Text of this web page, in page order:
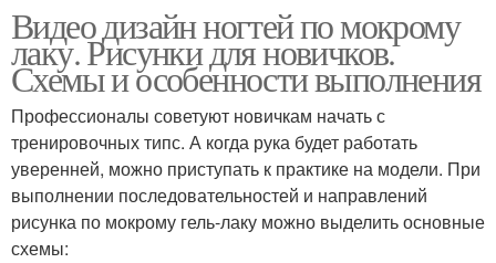
Видео дизайн ногтей по мокрому
лаку. Рисунки для новичков.
Схемы и особенности выполнения
Профессионалы советуют новичкам начать с
тренировочных типс. А когда рука будет работать
уверенней, можно приступать к практике на модели. При
выполнении последовательностей и направлений
рисунка по мокрому гель-лаку можно выделить основные
схемы: